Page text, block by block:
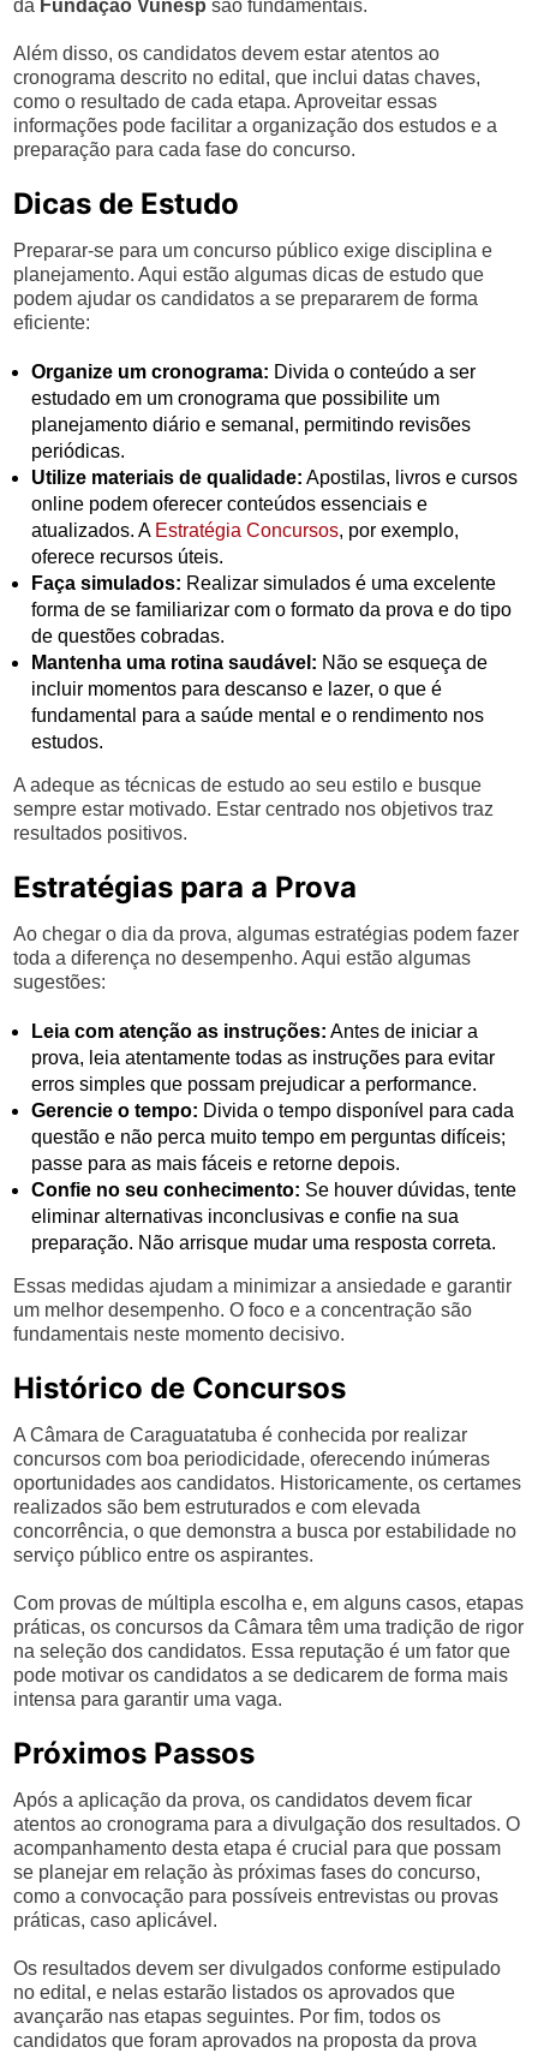
da Fundação Vunesp são fundamentais.
Além disso, os candidatos devem estar atentos ao
cronograma descrito no edital, que inclui datas chaves,
como o resultado de cada etapa. Aproveitar essas
informações pode facilitar a organização dos estudos e a
preparação para cada fase do concurso.
Dicas de Estudo
Preparar-se para um concurso público exige disciplina e
planejamento. Aqui estão algumas dicas de estudo que
podem ajudar os candidatos a se prepararem de forma
eficiente:
Organize um cronograma: Divida o conteúdo a ser
estudado em um cronograma que possibilite um
planejamento diário e semanal, permitindo revisões
periódicas.
Utilize materiais de qualidade: Apostilas, livros e cursos
online podem oferecer conteúdos essenciais e
atualizados. A Estratégia Concursos, por exemplo,
oferece recursos úteis.
Faça simulados: Realizar simulados é uma excelente
forma de se familiarizar com o formato da prova e do tipo
de questões cobradas.
Mantenha uma rotina saudável: Não se esqueça de
incluir momentos para descanso e lazer, o que é
fundamental para a saúde mental e o rendimento nos
estudos.
A adeque as técnicas de estudo ao seu estilo e busque
sempre estar motivado. Estar centrado nos objetivos traz
resultados positivos.
Estratégias para a Prova
Ao chegar o dia da prova, algumas estratégias podem fazer
toda a diferença no desempenho. Aqui estão algumas
sugestões:
Leia com atenção as instruções: Antes de iniciar a
prova, leia atentamente todas as instruções para evitar
erros simples que possam prejudicar a performance.
Gerencie o tempo: Divida o tempo disponível para cada
questão e não perca muito tempo em perguntas difíceis;
passe para as mais fáceis e retorne depois.
Confie no seu conhecimento: Se houver dúvidas, tente
eliminar alternativas inconclusivas e confie na sua
preparação. Não arrisque mudar uma resposta correta.
Essas medidas ajudam a minimizar a ansiedade e garantir
um melhor desempenho. O foco e a concentração são
fundamentais neste momento decisivo.
Histórico de Concursos
A Câmara de Caraguatatuba é conhecida por realizar
concursos com boa periodicidade, oferecendo inúmeras
oportunidades aos candidatos. Historicamente, os certames
realizados são bem estruturados e com elevada
concorrência, o que demonstra a busca por estabilidade no
serviço público entre os aspirantes.
Com provas de múltipla escolha e, em alguns casos, etapas
práticas, os concursos da Câmara têm uma tradição de rigor
na seleção dos candidatos. Essa reputação é um fator que
pode motivar os candidatos a se dedicarem de forma mais
intensa para garantir uma vaga.
Próximos Passos
Após a aplicação da prova, os candidatos devem ficar
atentos ao cronograma para a divulgação dos resultados. O
acompanhamento desta etapa é crucial para que possam
se planejar em relação às próximas fases do concurso,
como a convocação para possíveis entrevistas ou provas
práticas, caso aplicável.
Os resultados devem ser divulgados conforme estipulado
no edital, e nelas estarão listados os aprovados que
avançarão nas etapas seguintes. Por fim, todos os
candidatos que foram aprovados na proposta da prova